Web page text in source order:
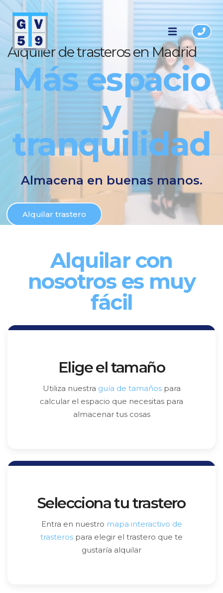
Alquiler de trasteros en Madrid
Más espacio
y
tranquilidad
Almacena en buenas manos.
Alquilar trastero
Alquilar con
nosotros es muy
fácil
Elige el tamaño
Utiliza nuestra guía de tamañospara
calcular el espacio que necesitas para
almacenar tus cosas
Selecciona tu trastero
Entra en nuestro mapa interactivo de
trasteros para elegir el trastero que te
gustaría alquilar